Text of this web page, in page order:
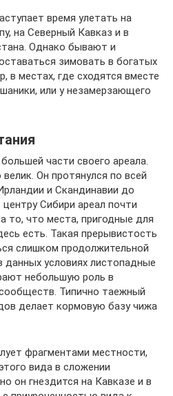
время улетать на
на Северный Кавказ и в
Однако бывают и
зимовать в богатых
в местах, где сходятся вместе
или у незамерзающего
части своего ареала.
Он протянулся по всей
и Скандинавии до
Сибири ареал почти
то, что места, пригодные для
есть. Такая прерывистость
слишком продолжительной
данных условиях листопадные
небольшую роль в
Типично таежный
делает кормовую базу чижа
фрагментами местности,
вида в сложении
он гнездится на Кавказе и в